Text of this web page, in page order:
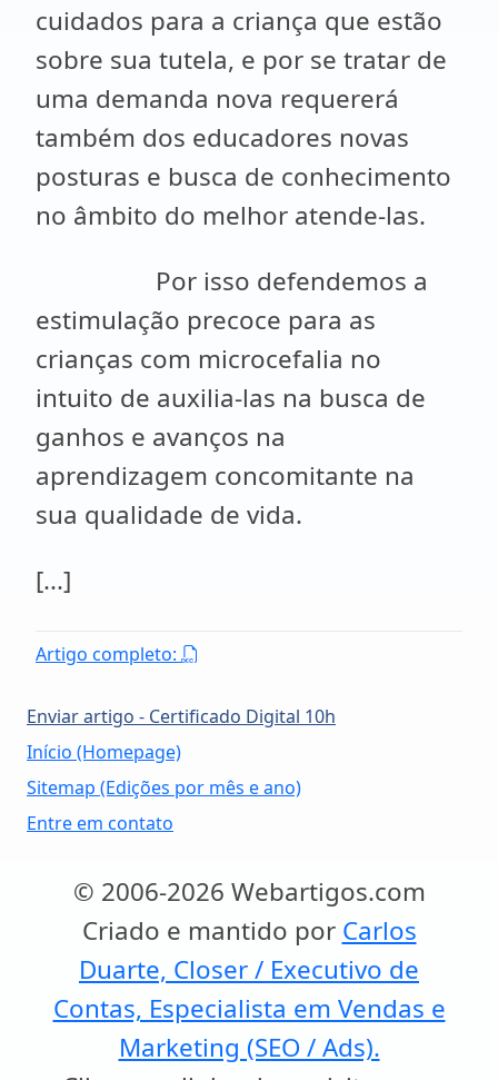
cuidados para a criança que estão
sobre sua tutela, e por se tratar de
uma demanda nova requererá
também dos educadores novas
posturas e busca de conhecimento
no âmbito do melhor atende-las.
Por isso defendemos a
estimulação precoce para as
crianças com microcefalia no
intuito de auxilia-las na busca de
ganhos e avanços na
aprendizagem concomitante na
sua qualidade de vida.
[...]
Artigo completo:
Enviar artigo - Certificado Digital 10h
Início (Homepage)
Sitemap (Edições por mês e ano)
Entre em contato
© 2006-2026 Webartigos.com
Criado e mantido por Carlos
Duarte, Closer / Executivo de
Contas, Especialista em Vendas e
Marketing (SEO / Ads).